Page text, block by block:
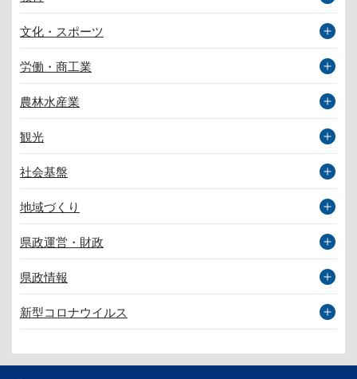
文化・スポーツ
労働・商工業
農林水産業
観光
社会基盤
地域づくり
県政運営・財政
県政情報
新型コロナウイルス